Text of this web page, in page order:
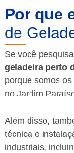
Por que
de
Se você
geladeira perto
porque somos
no Jardim
Além disso,
técnica e
industriais,